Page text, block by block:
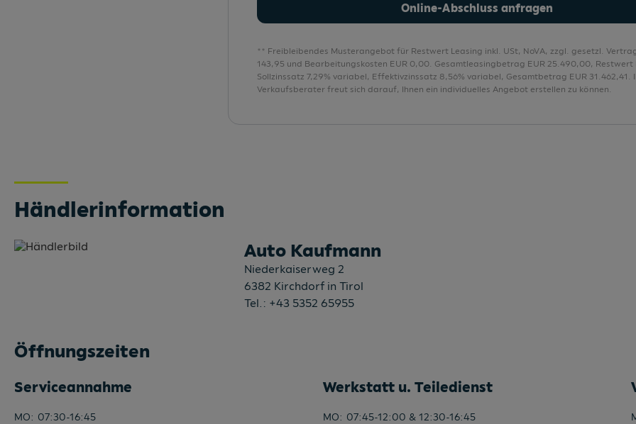
Multifunktionslenkrad in Leder
Nebelschlussleuchte
Österreich-Paket Style
Online-Abschluss anfragen
** Freibleibendes Musterangebot für Restwert Leasing inkl. USt, NoVA, zzgl. gesetzl.
143,95 und Bearbeitungskosten EUR 0,00. Gesamtleasingbetrag EUR 25.490,00, Restwert
Sollzinssatz 7,29% variabel, Effektivzinssatz 8,56% variabel, Gesamtbetrag EUR 31.462,41.
Verkaufsberater freut sich darauf, Ihnen ein individuelles Angebot erstellen zu können.
Händlerinformation
Auto Kaufmann
Niederkaiserweg 2
6382 Kirchdorf in Tirol
Tel.: +43 5352 65955
Öffnungszeiten
Serviceannahme
MO: 07:30-16:45
Werkstatt u. Teiledienst
MO: 07:45-12:00 & 12:30-16:45